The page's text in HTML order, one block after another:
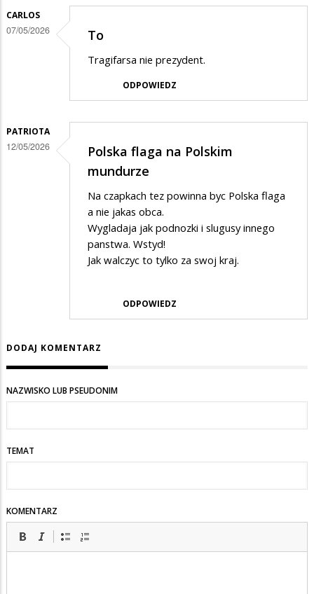
CARLOS
07/05/2026 To
Tragifarsa nie prezydent.
ODPOWIEDZ
PATRIOTA
12/05/2026
Polska flaga na Polskim
mundurze
Na czapkach tez powinna byc Polska flaga
a nie jakas obca.
Wygladaja jak podnozki i slugusy innego
panstwa. Wstyd!
Jak walczyc to tylko za swoj kraj.
ODPOWIEDZ
DODAJ KOMENTARZ
NAZWISKO LUB PSEUDONIM
TEMAT
KOMENTARZ